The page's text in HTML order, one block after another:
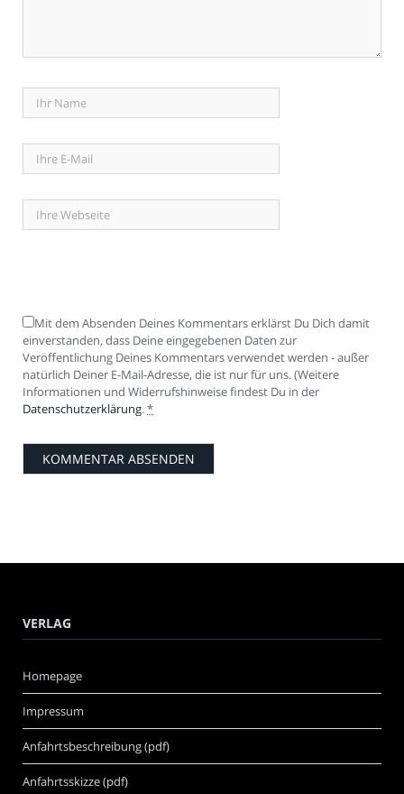
Mit dem Absenden Deines Kommentars erklärst Du Dich damit
einverstanden, dass Deine eingegebenen Daten zur
Veröffentlichung Deines Kommentars verwendet werden - außer
natürlich Deiner E-Mail-Adresse, die ist nur für uns. (Weitere
Informationen und Widerrufshinweise findest Du in der
Datenschutzerklärung.*
VERLAG
Homepage
Impressum
Anfahrtsbeschreibung (pdf)
Anfahrtsskizze (pdf)